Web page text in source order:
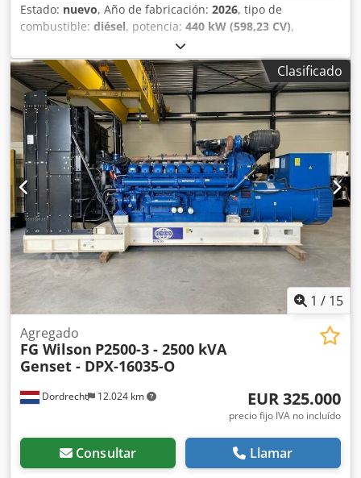
Estado: nuevo, Año de fabricación: 2026, tipo de
combustible: diésel, potencia: 440 kW (598,23 CV),
Perkins 2506A-E15TAG2
previsto: Construcción Peso en vacío: 3.699 kg Potencia del
generador: 550 kVA Dimensiones del compartimento de
carga: 380 x 113 x 222 cm Marcado CE: sí Capacidad del
depósito de agua: 888 l País de fabricación: CN Póngase en
contacto con el equipo de DPX para obtener más
información. = Opciones y accesorios adicionales = -
Batería - Panel de control Codsxpg U Depfx Aiforf - Cisterna
Clasificado
1 / 15
Dordrecht 12.024 km
Agregado
FG Wilson P2500-3 - 2500 kVA
Genset - DPX-16035-O
EUR 325.000
precio fijo IVA no incluído
Consultar Llamar